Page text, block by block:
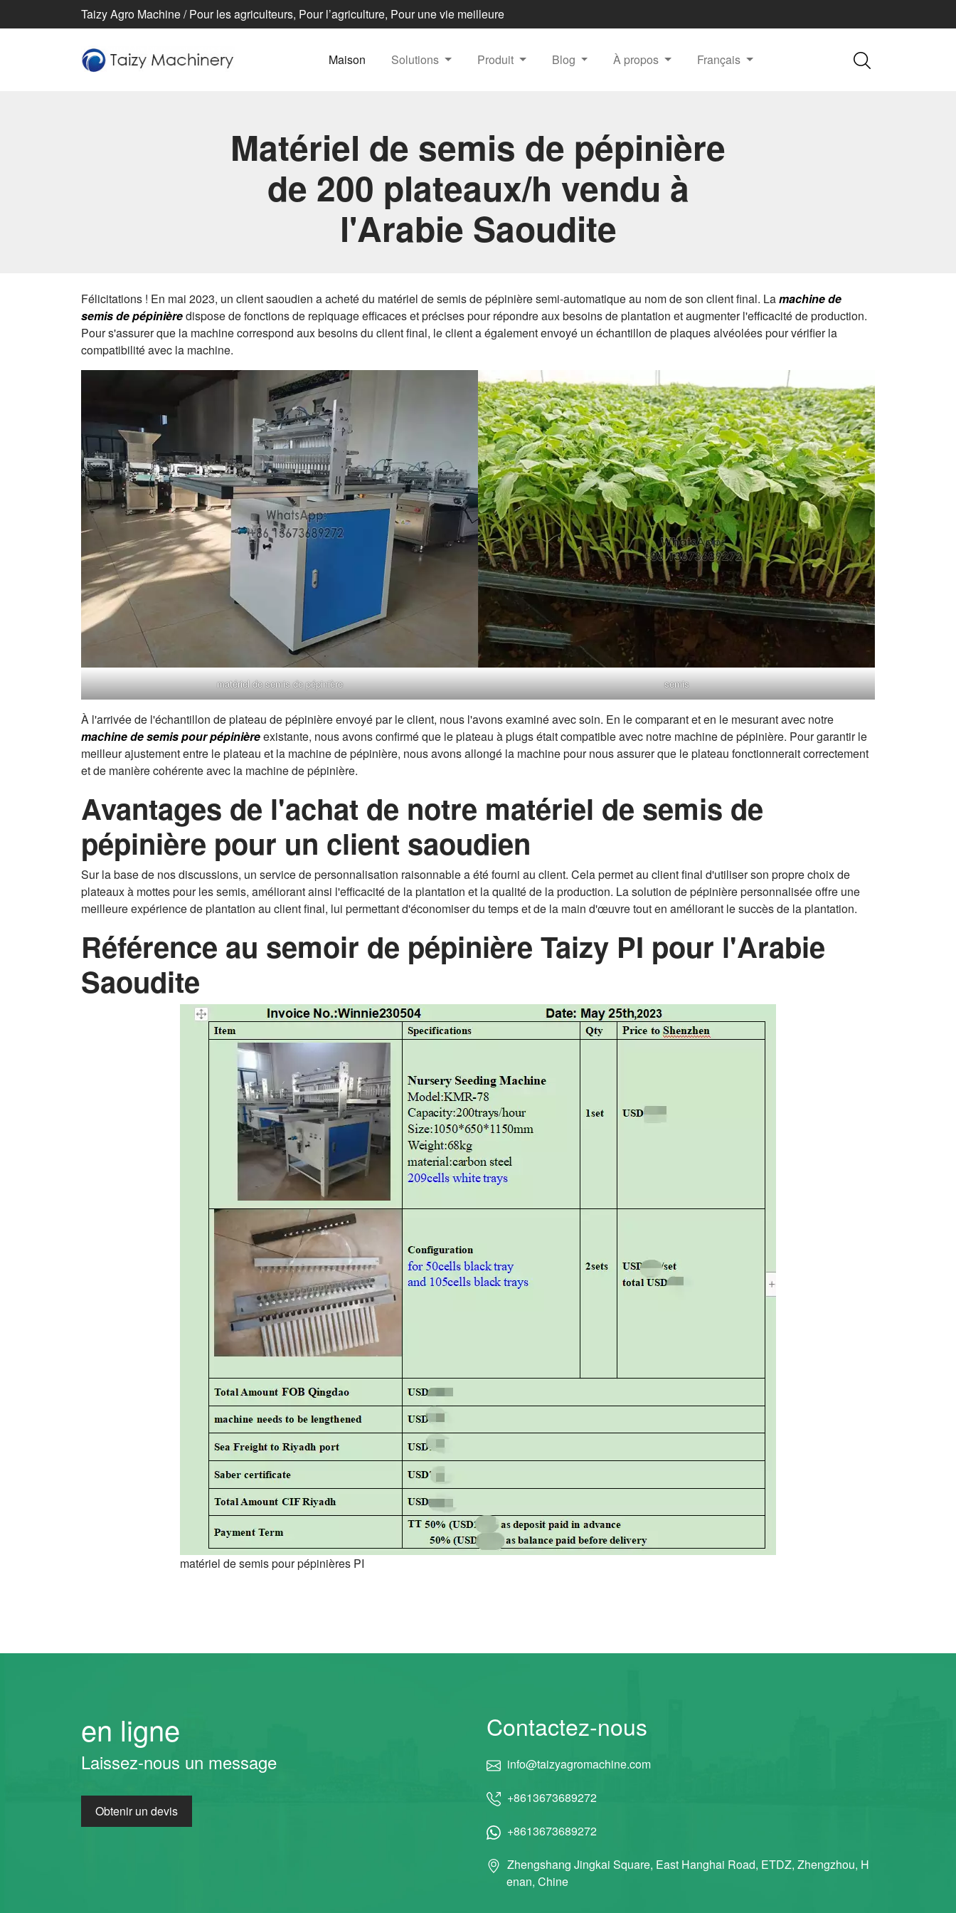
Taizy Agro Machine / Pour les agriculteurs, Pour l’agriculture, Pour une vie meilleure
Maison Solutions Produit Blog À propos Français
Matériel de semis de pépinière
de 200 plateaux/h vendu à
l'Arabie Saoudite
Félicitations ! En mai 2023, un client saoudien a acheté du matériel de semis de pépinière semi-automatique au nom de son client final. Lamachine de
semis de pépinièredispose de fonctions de repiquage efficaces et précises pour répondre aux besoins de plantation et augmenter l'efficacité de production.
Pour s'assurer que la machine correspond aux besoins du client final, le client a également envoyé un échantillon de plaques alvéolées pour vérifier la
compatibilité avec la machine.
matériel de semis de pépinière semis
À l'arrivée de l'échantillon de plateau de pépinière envoyé par le client, nous l'avons examiné avec soin. En le comparant et en le mesurant avec notre
machine de semis pour pépinièreexistante, nous avons confirmé que le plateau à plugs était compatible avec notre machine de pépinière. Pour garantir le
meilleur ajustement entre le plateau et la machine de pépinière, nous avons allongé la machine pour nous assurer que le plateau fonctionnerait correctement
et de manière cohérente avec la machine de pépinière.
Avantages de l'achat de notre matériel de semis de
pépinière pour un client saoudien
Sur la base de nos discussions, un service de personnalisation raisonnable a été fourni au client. Cela permet au client final d'utiliser son propre choix de
plateaux à mottes pour les semis, améliorant ainsi l'efficacité de la plantation et la qualité de la production. La solution de pépinière personnalisée offre une
meilleure expérience de plantation au client final, lui permettant d'économiser du temps et de la main d'œuvre tout en améliorant le succès de la plantation.
Référence au semoir de pépinière Taizy PI pour l'Arabie
Saoudite
matériel de semis pour pépinières PI
en ligne
Laissez-nous un message
Obtenir un devis
Contactez-nous
info@taizyagromachine.com
+8613673689272
+8613673689272
Zhengshang Jingkai Square, East Hanghai Road, ETDZ, Zhengzhou, H
enan, Chine